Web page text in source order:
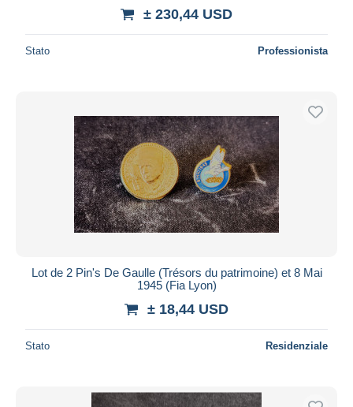
± 230,44 USD
Stato Professionista
Lot de 2 Pin's De Gaulle (Trésors du patrimoine) et 8 Mai
1945 (Fia Lyon)
± 18,44 USD
Stato Residenziale